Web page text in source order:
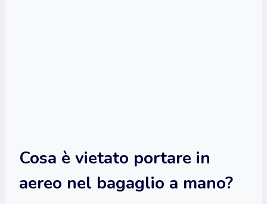
Cosa è vietato portare in
aereo nel bagaglio a mano?